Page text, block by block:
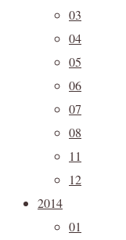
03
04
05
06
07
08
11
12
2014
01